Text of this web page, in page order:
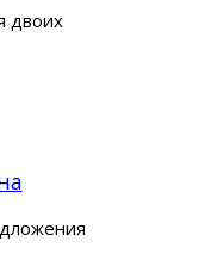
двоих